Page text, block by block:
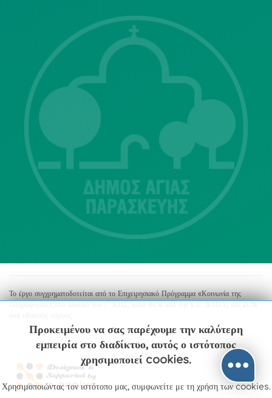
Λ. Μεσογείων 415-417 Τ.Κ.15343
Αγία Παρασκευή
213 2004500
dimos@agiaparaskevi.gr
Το έργο συγχρηματοδοτείται από το Επιχειρησιακό Πρόγραμμα «Κοινωνία της
Προκειμένου να σας παρέχουμε την καλύτερη
εμπειρία στο διαδίκτυο, αυτός ο ιστότοπος
χρησιμοποιεί cookies.
Χρησιμοποιώντας τον ιστότοπο μας, συμφωνείτε με τη χρήση των cookies.